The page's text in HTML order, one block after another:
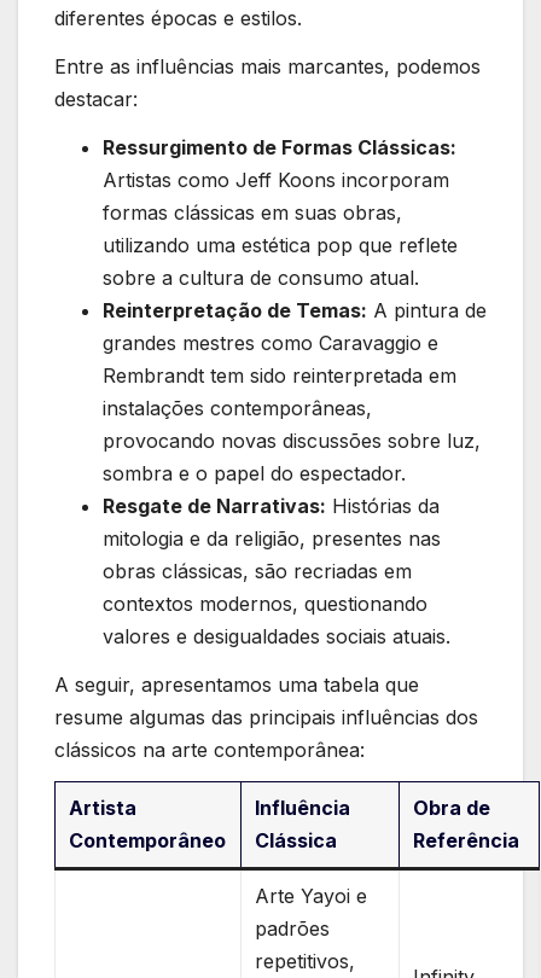
diferentes ‌épocas e estilos.
Entre as influências mais marcantes, podemos
destacar:
Ressurgimento de Formas Clássicas:
⁣Artistas ‌como Jeff Koons incorporam
formas clássicas em suas obras,
utilizando uma estética ‍pop que reflete
sobre a cultura de consumo atual.
Reinterpretação de Temas: A pintura de
grandes mestres como Caravaggio e‌
Rembrandt tem sido reinterpretada em
instalações contemporâneas,
‍provocando novas discussões sobre ⁣luz,
sombra ⁢e o papel do⁢ espectador.
Resgate de Narrativas: Histórias da
mitologia e da‌ religião, presentes ​nas
obras clássicas, são recriadas em
contextos ⁤modernos,‌ questionando
valores e desigualdades sociais atuais.
A seguir, apresentamos uma tabela que
resume algumas das principais influências dos
clássicos na​ arte contemporânea:
Artista
Contemporâneo
Influência
Clássica
Obra de
Referência
Arte Yayoi e
padrões​
repetitivos,